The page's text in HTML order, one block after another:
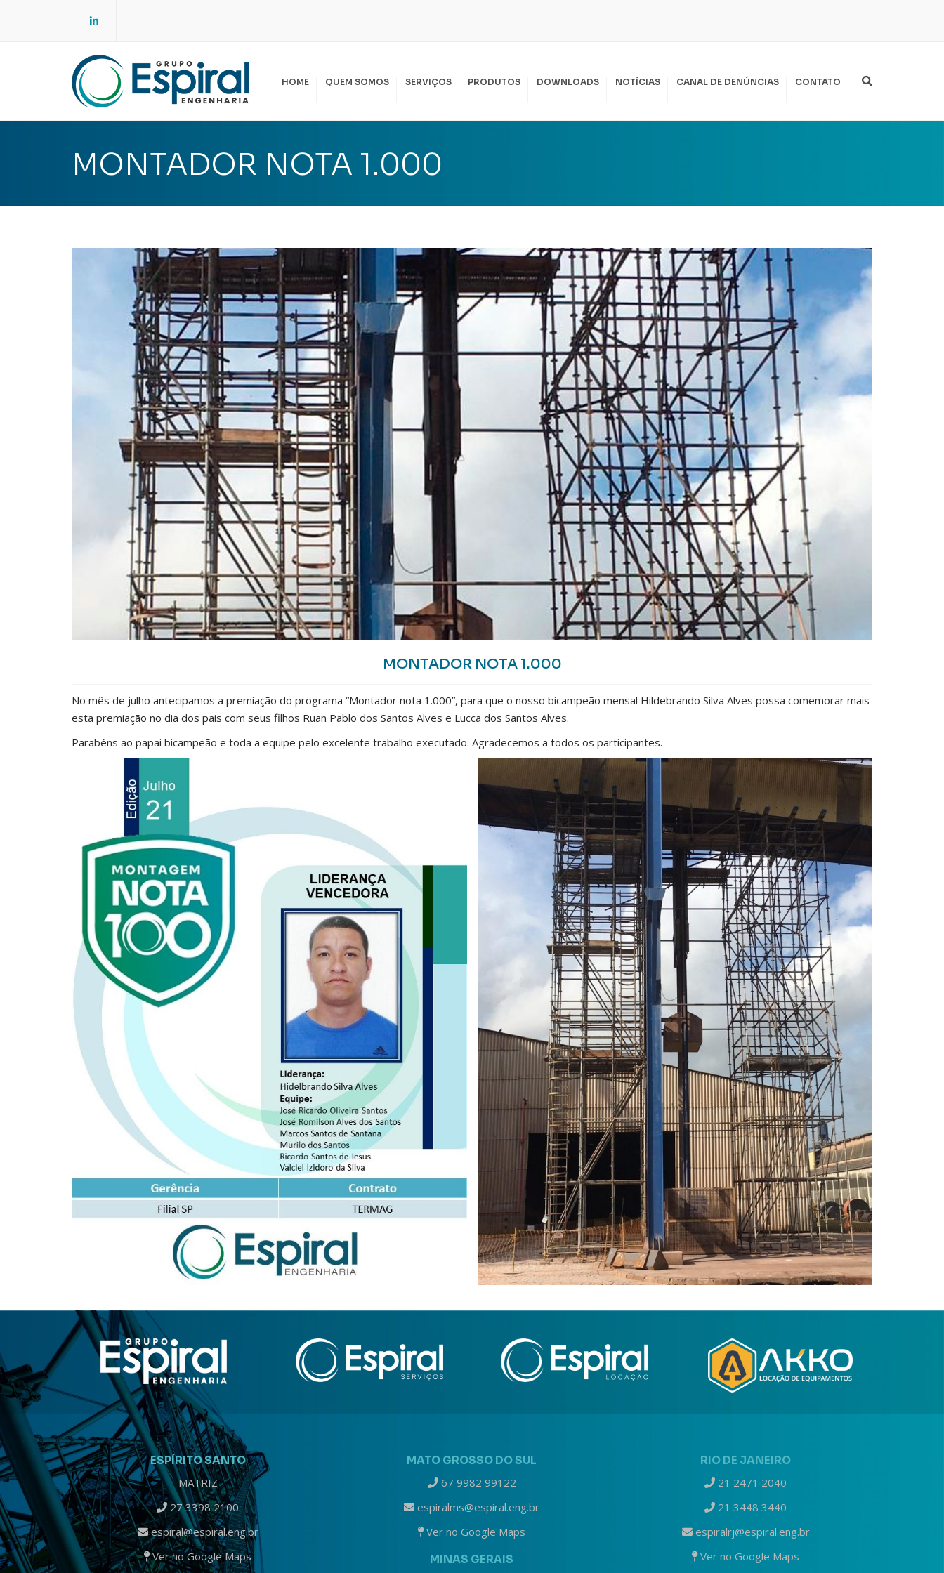
LinkedIn
HOME QUEM SOMOS
AKKO LOCAÇÃO
NOSSAS POLÍTICAS
SGI
SERVIÇOS PRODUTOS DOWNLOADS NOTÍCIAS CANAL DE DENÚNCIAS CONTATO
MONTADOR NOTA 1.000
MONTADOR NOTA 1.000
No mês de julho antecipamos a premiação do programa “Montador nota 1.000”, para que o nosso bicampeão mensal Hildebrando Silva Alves possa comemorar mais
esta premiação no dia dos pais com seus filhos Ruan Pablo dos Santos Alves e Lucca dos Santos Alves.
Parabéns ao papai bicampeão e toda a equipe pelo excelente trabalho executado. Agradecemos a todos os participantes.
ESPÍRITO SANTO
MATRIZ
27 3398 2100
espiral@espiral.eng.br
Ver no Google Maps
MATO GROSSO DO SUL
67 9982 99122
espiralms@espiral.eng.br
Ver no Google Maps
MINAS GERAIS
RIO DE JANEIRO
21 2471 2040
21 3448 3440
espiralrj@espiral.eng.br
Ver no Google Maps